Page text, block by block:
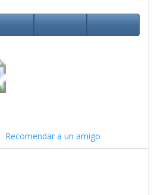
Recomendar a un amigo